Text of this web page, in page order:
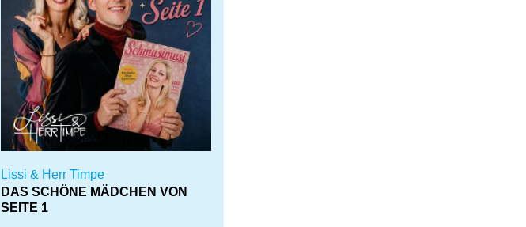
Lissi & Herr Timpe
DAS SCHÖNE MÄDCHEN VON
SEITE 1